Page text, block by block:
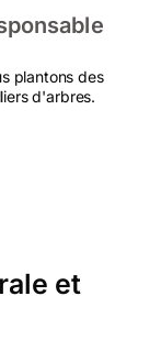
plantons des
d'arbres.
et